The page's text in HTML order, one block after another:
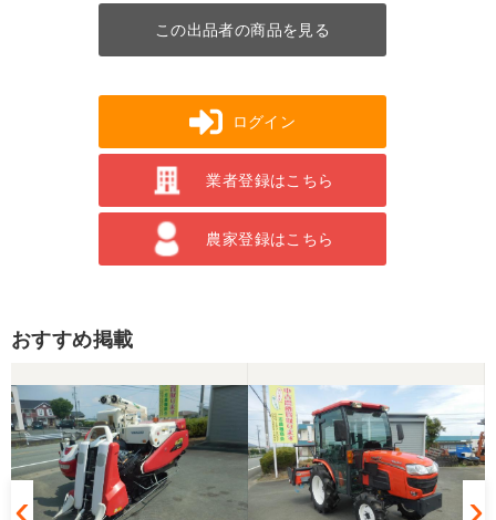
この出品者の商品を見る
ログイン
業者登録はこちら
農家登録はこちら
おすすめ掲載